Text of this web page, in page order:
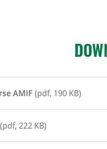
AMIF (pdf, 190 KB)
(pdf, 222 KB)